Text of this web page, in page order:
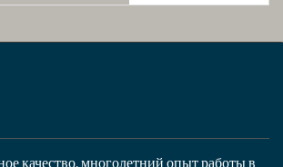
качество, многолетний опыт работы в